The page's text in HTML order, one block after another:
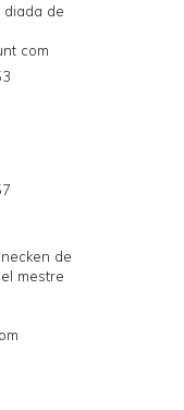
diada de
com
de
mestre